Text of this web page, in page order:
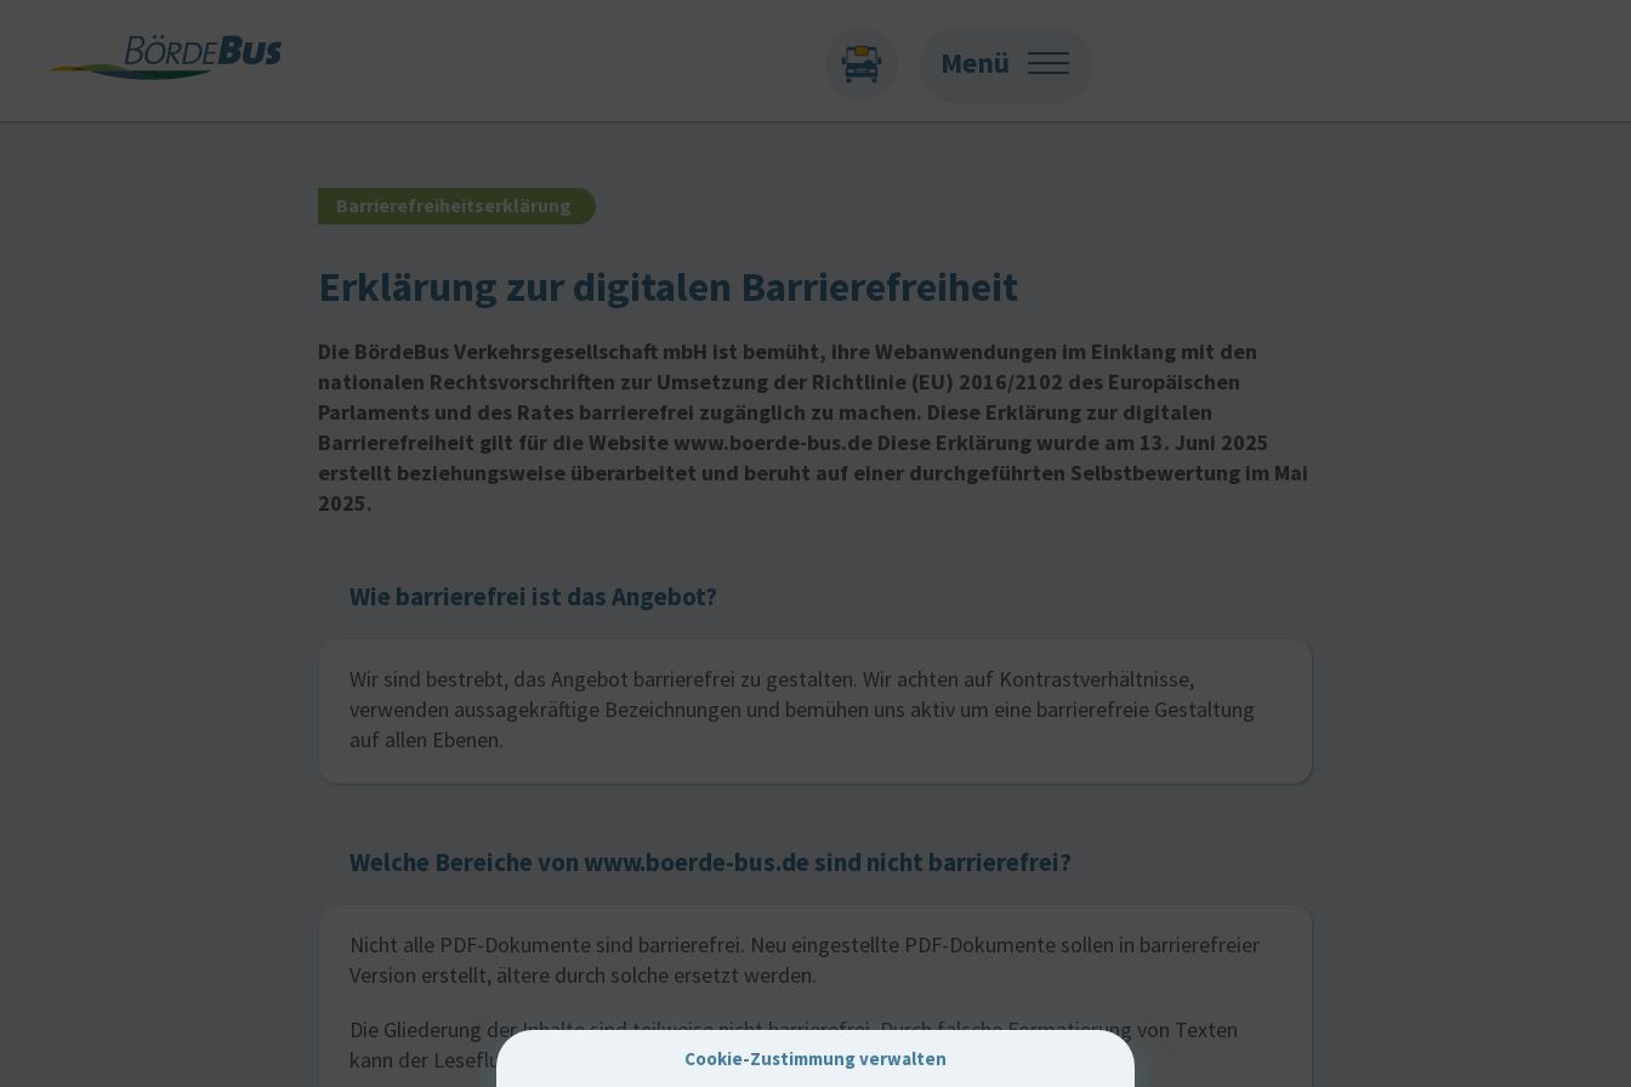
Cookie-Zustimmung verwalten
Menü
Barrierefreiheitserklärung
Erklärung zur digitalen Barrierefreiheit
Die BördeBus Verkehrsgesellschaft mbH ist bemüht, ihre Webanwendungen im Einklang mit den
nationalen Rechtsvorschriften zur Umsetzung der Richtlinie (EU) 2016/2102 des Europäischen
Parlaments und des Rates barrierefrei zugänglich zu machen. Diese Erklärung zur digitalen
Barrierefreiheit gilt für die Website www.boerde-bus.de Diese Erklärung wurde am 13. Juni 2025
erstellt beziehungsweise überarbeitet und beruht auf einer durchgeführten Selbstbewertung im Mai
2025.
Wie barrierefrei ist das Angebot?
Wir sind bestrebt, das Angebot barrierefrei zu gestalten. Wir achten auf Kontrastverhältnisse,
verwenden aussagekräftige Bezeichnungen und bemühen uns aktiv um eine barrierefreie Gestaltung
auf allen Ebenen.
Welche Bereiche von www.boerde-bus.de sind nicht barrierefrei?
Nicht alle PDF-Dokumente sind barrierefrei. Neu eingestellte PDF-Dokumente sollen in barrierefreier
Version erstellt, ältere durch solche ersetzt werden.
Die Gliederung der Inhalte sind teilweise nicht barrierefrei. Durch falsche Formatierung von Texten
kann der Lesefluss negativ beeinflusst sein.